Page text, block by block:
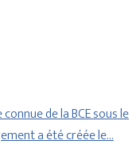
de la BCE sous le
a été créée le…